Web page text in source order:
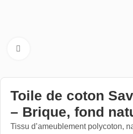
Toile de coton
– Brique, fond
Tissu d’ameublement polycoton,